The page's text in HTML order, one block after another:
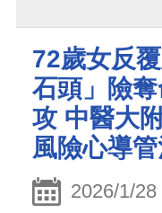
72歲女反
石頭」險
攻 中醫大
風險心導
2026/1/28